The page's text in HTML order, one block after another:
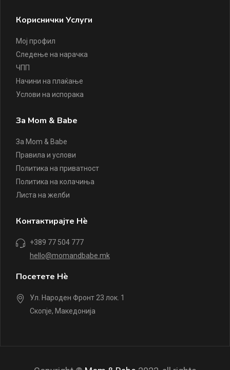
Кориснички Услуги
Мој профил
Следење на нарачка
ЧПП
Начини на плаќање
Услови на испорака
За Mom & Babe
За Mom & Babe
Правила и услови
Политика на приватност
Политика на колачиња
Листа на желби
Контактирајте Нè
+389 77 504 777
hello@momandbabe.mk
Посетете Нè
Ул. Народен Фронт 23 лок. 1
Скопје, Македонија